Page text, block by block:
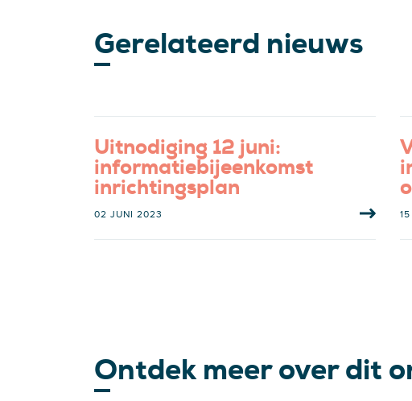
Gerelateerd nieuws
Uitnodiging 12 juni:
informatiebijeenkomst
inrichtingsplan
02 JUNI 2023
Ontdek meer over dit